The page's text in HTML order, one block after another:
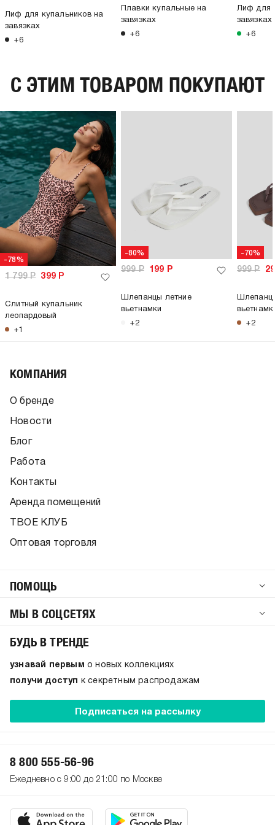
Лиф для купальников на
завязках
+6
Плавки купальные на
завязках
+6
Лиф для
завязках
+6
C ЭТИМ ТОВАРОМ ПОКУПАЮТ
-78%
1 799Р 399 Р
Слитный купальник
леопардовый
+1
-80%
999Р 199 Р
Шлепанцы летние
вьетнамки
+2
-70%
999Р
+2
КОМПАНИЯ
О бренде
Новости
Блог
Работа
Контакты
Аренда помещений
ТВОЕ КЛУБ
Оптовая торговля
ПОМОЩЬ
МЫ В СОЦСЕТЯХ
БУДЬ В ТРЕНДЕ
узнавай первым о новых коллекциях
получи доступ к секретным распродажам
Подписаться на рассылку
8 800 555-56-96
Ежедневно с 9:00 до 21:00 по Москве